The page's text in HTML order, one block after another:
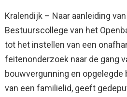
Kralendijk – Naar aanleiding
Bestuurscollege van het
tot het instellen van een
feitenonderzoek naar de gang
bouwvergunning en
van een familielid, geeft